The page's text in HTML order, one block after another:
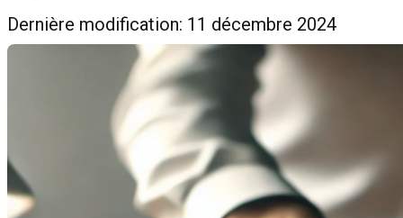
Dernière modification: 11 décembre 2024